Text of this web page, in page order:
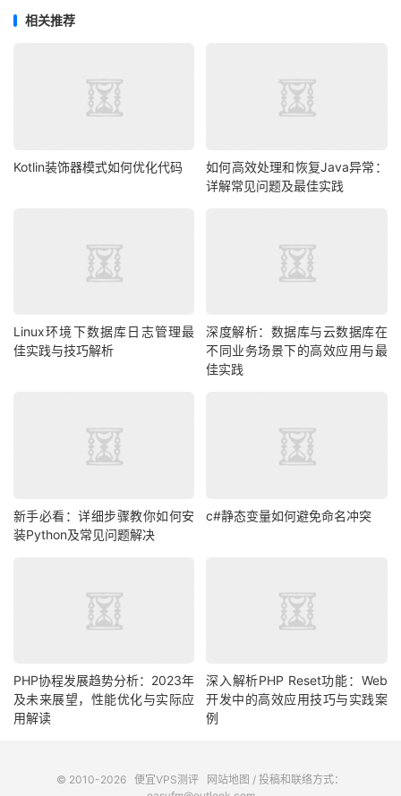
相关推荐
Kotlin装饰器模式如何优化代码
如何高效处理和恢复Java异常：
详解常见问题及最佳实践
Linux环境下数据库日志管理最
佳实践与技巧解析
深度解析：数据库与云数据库在
不同业务场景下的高效应用与最
佳实践
新手必看：详细步骤教你如何安
装Python及常见问题解决
c#静态变量如何避免命名冲突
PHP协程发展趋势分析：2023年
及未来展望，性能优化与实际应
用解读
深入解析PHP Reset功能：Web
开发中的高效应用技巧与实践案
例
© 2010-2026 便宜VPS测评 网站地图 / 投稿和联络方式：